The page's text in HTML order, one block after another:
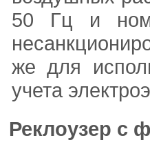
50 Гц и
же для
учета
Реклоузер с